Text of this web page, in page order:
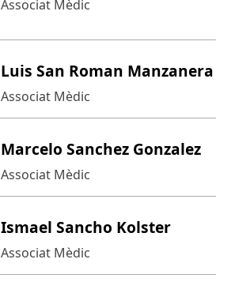
Associat Mèdic
Luis San Roman Manzanera
Associat Mèdic
Marcelo Sanchez Gonzalez
Associat Mèdic
Ismael Sancho Kolster
Associat Mèdic